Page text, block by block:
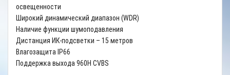
освещенности
Широкий динамический диапазон (WDR)
Наличие функции шумоподавления
Дистанция ИК-подсветки – 15 метров
Влагозащита IP66
Поддержка выхода 960H CVBS